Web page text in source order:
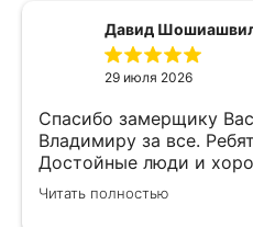
Давид
29 июля 2026
Спасибо замерщику
Владимиру за все.
Достойные люди и
своего дела.
Читать полностью